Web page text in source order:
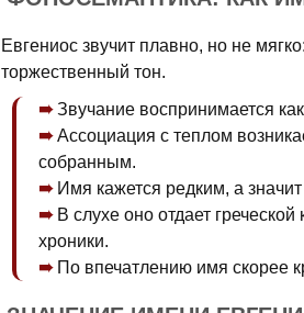
Евгениос звучит плавно, но не
торжественный тон.
Звучание воспринимается
Ассоциация с теплом
собранным.
Имя кажется редким, а
В слухе оно отдает
хроники.
По впечатлению имя скорее